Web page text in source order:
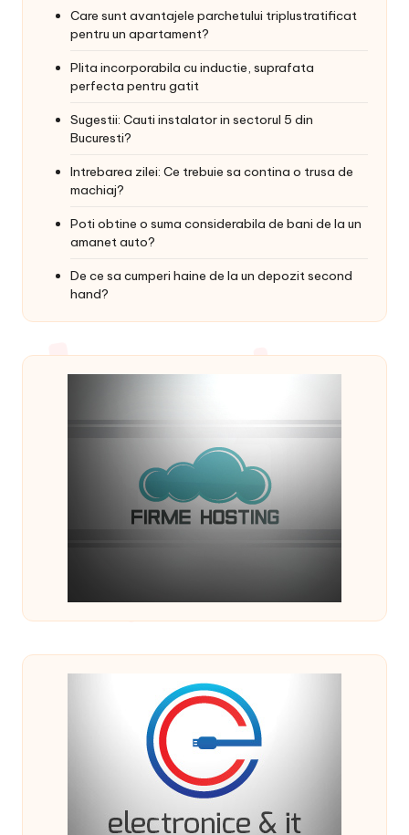
Care sunt avantajele parchetului triplustratificat
pentru un apartament?
Plita incorporabila cu inductie, suprafata
perfecta pentru gatit
Sugestii: Cauti instalator in sectorul 5 din
Bucuresti?
Intrebarea zilei: Ce trebuie sa contina o trusa de
machiaj?
Poti obtine o suma considerabila de bani de la un
amanet auto?
De ce sa cumperi haine de la un depozit second
hand?